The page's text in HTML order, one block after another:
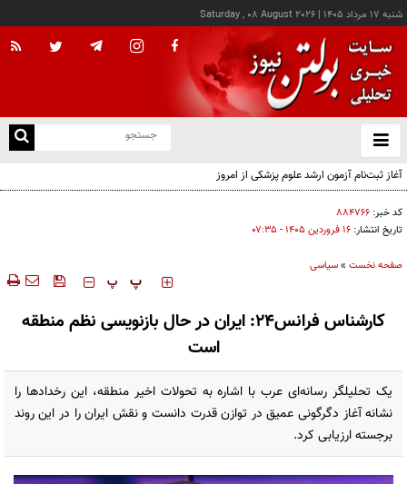
شنبه ۱۷ مرداد ۱۴۰۵ |
Saturday , 08 August 2026
باز
و
آغاز ثبت‌نام آزمون ارشد علوم پزشکی از امروز
کد خبر: ۸۸۴۷۶۶
تاریخ انتشار: ۱۶ فروردين ۱۴۰۵ - ۰۷:۳۵
صفحه نخست »سیاسی
‍‍‍ پ پ
کارشناس فرانس۲۴: ایران در حال بازنویسی نظم منطقه
است
یک تحلیلگر رسانه‌ای عرب با اشاره به تحولات اخیر منطقه، این رخدادها را
نشانه آغاز دگرگونی عمیق در توازن قدرت دانست و نقش ایران را در این روند
برجسته ارزیابی کرد.